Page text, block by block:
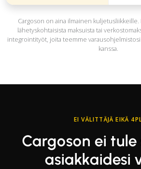
Cargoson on aina ilmainen kuljetusliikkeille.
lähetyskohtaisista maksuista tai
integrointityöt, joita teemme
kanssa.
EI VÄLITTÄJÄ EIKÄ
Cargoson ei tule
asiakkaidesi